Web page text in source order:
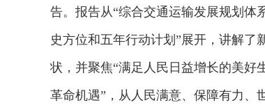
告。报告从“综合交通运输发展规划体
史方位和五年行动计划”展开，讲解
状，并聚焦“满足人民日益增长的美好
革命机遇”，从人民满意、保障有力、